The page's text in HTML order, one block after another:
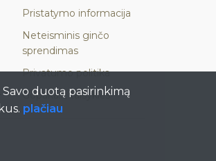
Pristatymo informacija
Neteisminis ginčo
sprendimas
Privatumo politika
Gopaka.lt taisyklės
duotą pasirinkimą
plačiau